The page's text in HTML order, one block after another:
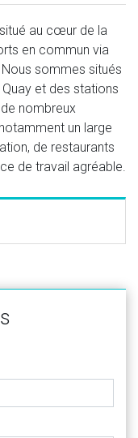
au cœur de la
en commun via
sommes situés
et des stations
nombreux
un large
de restaurants
de travail agréable.